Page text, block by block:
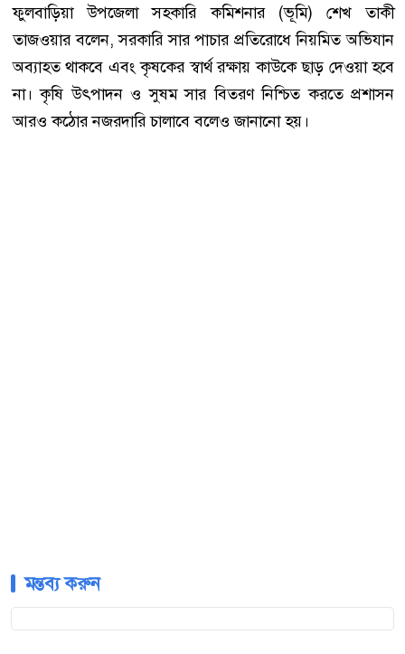
ফুলবাড়িয়া উপজেলা সহকারি কমিশনার (ভূমি) শেখ তাকী
তাজওয়ার বলেন, সরকারি সার পাচার প্রতিরোধে নিয়মিত অভিযান
অব্যাহত থাকবে এবং কৃষকের স্বার্থ রক্ষায় কাউকে ছাড় দেওয়া হবে
না। কৃষি উৎপাদন ও সুষম সার বিতরণ নিশ্চিত করতে প্রশাসন
আরও কঠোর নজরদারি চালাবে বলেও জানানো হয়।
মন্তব্য করুন